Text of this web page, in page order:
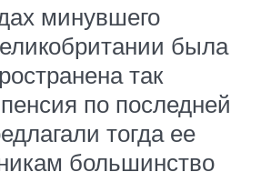
минувшего
была
так
по последней
тогда ее
большинство